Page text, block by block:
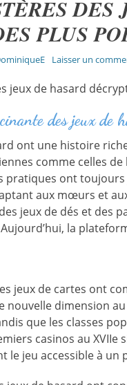
DES
PLUS
Laisser un
jeux de hasard
des jeux de
ont une histoire
comme celles
pratiques ont
aux mœurs et
jeux de dés et des
la
jeux de cartes ont
nouvelle dimension
que les classes
casinos au
le jeu accessible à un